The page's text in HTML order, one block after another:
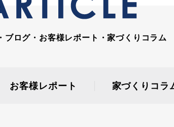
ブログ・お客様レポート・家づくりコラム
お客様レポート 家づくりコラ